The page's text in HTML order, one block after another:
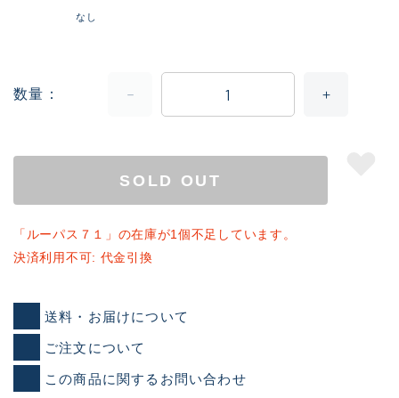
なし
数量
SOLD OUT
「ルーパス７１」の在庫が1個不足しています。
決済利用不可: 代金引換
送料・お届けについて
ご注文について
この商品に関するお問い合わせ